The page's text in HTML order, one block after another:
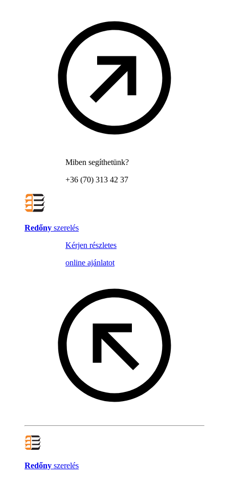
Miben segíthetünk?
+36 (70) 313 42 37
Redőny szerelés
Kérjen részletes
online ajánlatot
Redőny szerelés